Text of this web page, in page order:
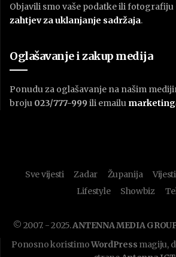
Objavili smo vaše podatke ili
zahtjev za uklanjanje sadržaja.
Oglašavanje i zakup medija
Ponudu za oglašavanje na našim
broju 023/777-999 ili emailu
Sve vijesti Zadar Županija Vijesti
Lifestyle
Showbiz
© 2007. - 2025.ANTENNA MEDIA
Ponosno koristimoWordPress magiju,